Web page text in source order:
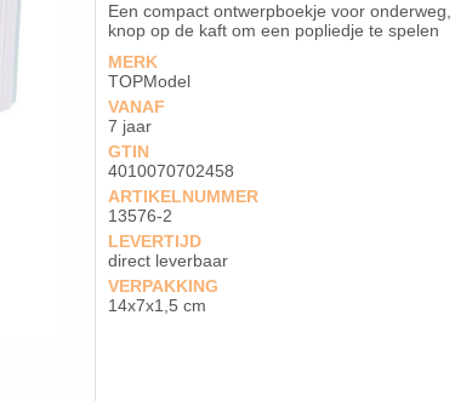
Een compact ontwerpboekje voor
knop op de kaft om een popliedje te spelen
MERK
TOPModel
VANAF
7 jaar
GTIN
4010070702458
ARTIKELNUMMER
13576-2
LEVERTIJD
direct leverbaar
VERPAKKING
14x7x1,5 cm